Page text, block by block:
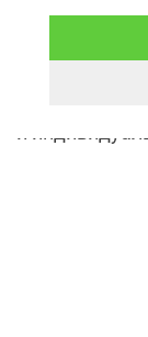
И в такой